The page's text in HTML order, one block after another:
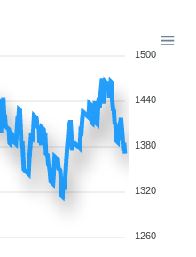
1500
1440
1380
1320
1260